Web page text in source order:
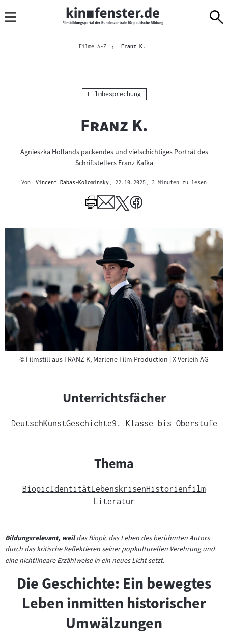
Navigation
zum
zur
BrotkrümelnavigationFilme A-Z Franz K.
Kategorie:
Filmbesprechung
"
Franz K.
Agnieszka Hollands packendes und vielschichtiges Porträt des
Schriftstellers Franz Kafka
Von
Vincent Rabas-Kolominsky
Author
, 22.10.2025 , 3 Minuten zu lesen
©Copyright
Filmstill aus FRANZ K, Marlene Film Production | X Verleih AG
Unterrichtsfächer
DeutschKunstGeschichte9. Klasse bis Oberstufe
Thema
BiopicIdentität LebenskrisenHistorienfilm
Literatur
Bildungsrelevant, weildas Biopic das Leben des berühmten Autors
durch das kritische Reflektieren seiner popkulturellen Verehrung und
eine nichtlineare Erzählweise in ein neues Licht setzt.
Die Geschichte: Ein bewegtes
Leben inmitten historischer
Umwälzungen